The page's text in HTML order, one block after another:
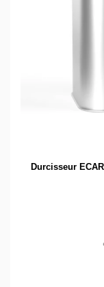
Durcisseur